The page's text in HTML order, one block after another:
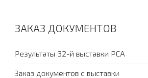
ЗАКАЗ ДОКУМЕНТОВ
Результаты 32-й выставки PCA
Заказ документов с выставки